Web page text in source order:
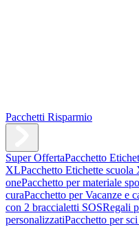
Pacchetti Risparmio
Super OffertaPacchetto
XLPacchetto Etichette
onePacchetto per materiale
curaPacchetto per Vacanze e
con 2 braccialetti SOSRegali
personalizzatiPacchetto per